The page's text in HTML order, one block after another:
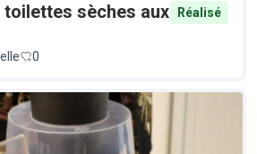
toilettes sèches aux
Réalisé
0